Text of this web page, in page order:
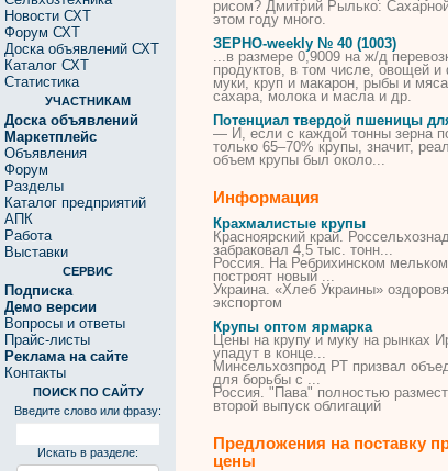
Новости СХТ
Форум СХТ
Доска объявлений СХТ
Каталог СХТ
Статистика
УЧАСТНИКАМ
Доска объявлений
Маркетплейс
Объявления
Форум
Разделы
Каталог предприятий
АПК
Работа
Выставки
СЕРВИС
Подписка
Демо версии
Вопросы и ответы
Прайс-листы
Реклама на сайте
Контакты
ПОИСК ПО САЙТУ
Введите слово или фразу:
Искать в разделе:
рисом? Дмитрий Рылько:
этом году много.
ЗЕРНО-weekly № 40 (1003)
...в размере 0,9009 на ж/д
продуктов, в том числе, овощей и
муки, круп и макарон, рыбы и
сахара, молока и масла и др.
Потенциал твердой пшеницы
— И, если с каждой тонны зерна
только 65–70% крупы, значит,
объем крупы был около...
Информация
Крахмалистые крупы
Красноярский край.
забраковал 4,5 тыс. тонн...
Россия. На Ребрихинском
построят новый ...
Украина. «Хлеб Украины»
экспортом
Крупы оптом ярмарка
Цены на крупу и муку на рынках
упадут в конце...
Минсельхозпрод РТ призвал
для борьбы с ...
Россия. "Пава" полностью
второй выпуск облигаций
Предложения на поставку
цены